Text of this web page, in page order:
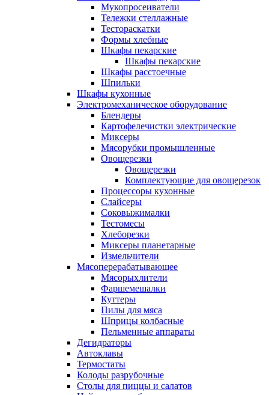
Мукопросеиватели
Тележки стеллажные
Тестораскатки
Формы хлебные
Шкафы пекарские
Шкафы пекарские
Шкафы расстоечные
Шпильки
Шкафы кухонные
Электромеханическое оборудование
Блендеры
Картофелечистки электрические
Миксеры
Мясорубки промышленные
Овощерезки
Овощерезки
Комплектующие для овощерезок
Процессоры кухонные
Слайсеры
Соковыжималки
Тестомесы
Хлеборезки
Миксеры планетарные
Измельчители
Мясоперерабатывающее
Мясорыхлители
Фаршемешалки
Куттеры
Пилы для мяса
Шприцы колбасные
Пельменные аппараты
Дегидраторы
Автоклавы
Термостаты
Колоды разрубочные
Столы для пиццы и салатов